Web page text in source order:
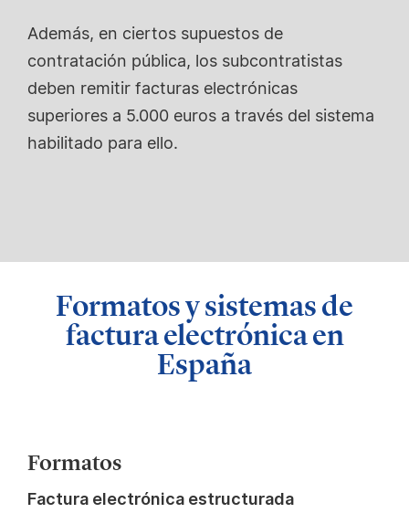
Además, en ciertos supuestos de
contratación pública, los subcontratistas
deben remitir facturas electrónicas
superiores a 5.000 euros a través del sistema
habilitado para ello.
Formatos y sistemas de
factura electrónica en
España
Formatos
Factura electrónica estructurada